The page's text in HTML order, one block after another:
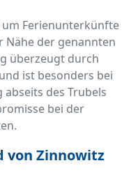
um Ferienunterkünfte
Nähe der genannten
überzeugt durch
ist besonders bei
des Trubels
bei der
von Zinnowitz